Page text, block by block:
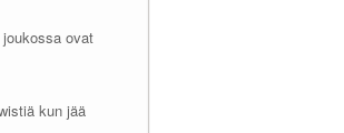
ovat
kun jää